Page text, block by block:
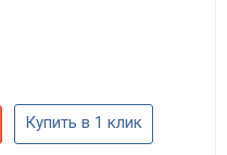
Купить в 1 клик